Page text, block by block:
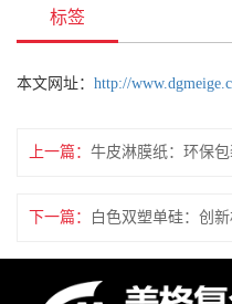
标签
本文网址： http://
上一篇：
下一篇： 白色双塑单硅：创